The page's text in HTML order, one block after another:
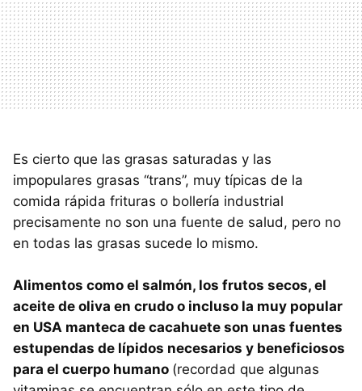
Es cierto que las grasas saturadas y las
impopulares grasas “trans”, muy típicas de la
comida rápida frituras o bollería industrial
precisamente no son una fuente de salud, pero no
en todas las grasas sucede lo mismo.
Alimentos como el salmón, los frutos secos, el
aceite de oliva en crudo o incluso la muy popular
en USA manteca de cacahuete son unas fuentes
estupendas de lípidos necesarios y beneficiosos
para el cuerpo humano (recordad que algunas